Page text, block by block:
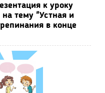
к уроку
на тему "Устная и
в конце